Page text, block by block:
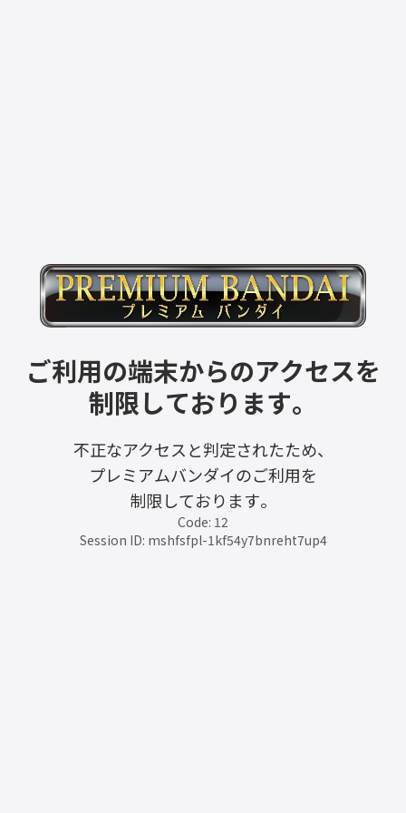
ご利用の端末からのアクセスを
制限しております。
不正なアクセスと判定されたため、
プレミアムバンダイのご利用を
制限しております。
Code: 12
Session ID: mshfsfpl-1kf54y7bnreht7up4